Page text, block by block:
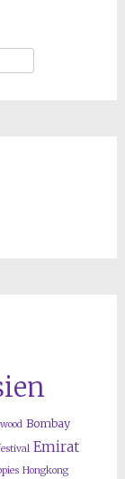
Bombay
Emirat
Hongkong